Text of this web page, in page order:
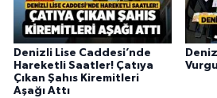
Denizli Lise Caddesi’nde
Hareketli Saatler! Çatıya
Çıkan Şahıs Kiremitleri
Aşağı Attı